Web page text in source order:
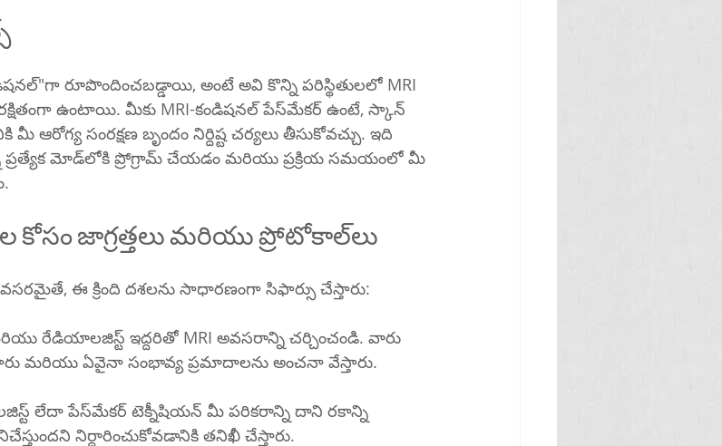
మీకు MRI-కండిషనల్ పేస్‌మేకర్ ఉంటే, స్కాన్
సంరక్షణ బృందం నిర్దిష్ట చర్యలు తీసుకోవచ్చు. ఇది
ప్రక్రియ సమయంలో మీ
పేస్‌మేకర్‌లతో MRI స్కాన్‌ల కోసం జాగ్రత్తలు మరియు ప్రోటోకాల్‌లు
అవసరమైతే, ఈ క్రింది దశలను సాధారణంగా సిఫార్సు చేస్తారు:
రేడియాలజిస్ట్ ఇద్దరితో MRI అవసరాన్ని చర్చించండి. వారు
మరియు ఏవైనా సంభావ్య ప్రమాదాలను అంచనా వేస్తారు.
పరికరాన్ని దాని రకాన్ని
నిర్ధారించుకోవడానికి తనిఖీ చేస్తారు.